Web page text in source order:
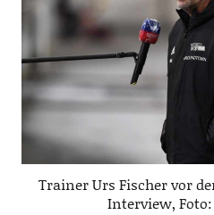
Trainer Urs Fischer vor
Interview, Foto: